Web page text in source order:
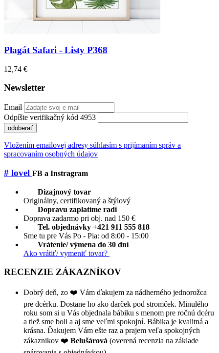
Plagát Safari - Listy P368
12,74 €
Newsletter
Email
Odpíšte verifikačný kód 4953
odoberať
Vložením emailovej adresy súhlasím s prijímaním správ a
spracovaním osobných údajov
# lovel FB a Instragram
Dizajnový tovar
Originálny, certifikovaný a štýlový
Dopravu zaplatíme radi
Doprava zadarmo pri obj. nad 150 €
Tel. objednávky +421 911 555 818
Sme tu pre Vás Po - Pia: od 8:00 - 15:00
Vrátenie/ výmena do 30 dní
Ako vrátiť/ vymeniť tovar?
RECENZIE ZÁKAZNÍKOV
Dobrý deň, zo ❤️ Vám ďakujem za nádherného jednorožca
pre dcérku. Dostane ho ako darček pod stromček. Minulého
roku som si u Vás objednala bábiku s menom pre ročnú dcéru
a tiež sme boli a aj sme veľmi spokojní. Bábika je kvalitná a
krásna. Ďakujem Vám ešte raz a prajem veľa spokojných
zákaznikov ❤️ Belušárová (overená recenzia na základe